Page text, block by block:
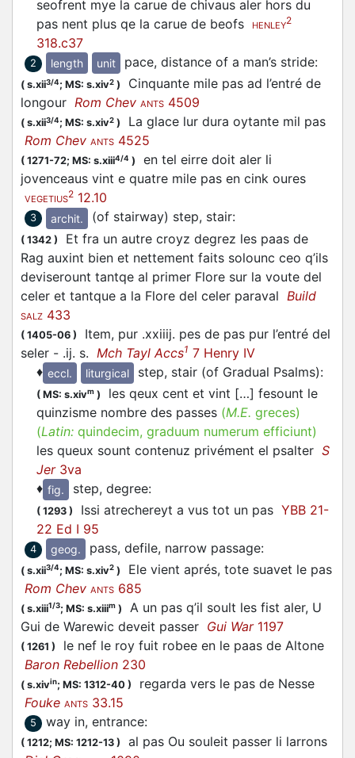
seofrent mye la carue de chivaus aler hors du
pas nent plus qe la carue de beofs
HENLEY2
318.c37
2 length unit pace, distance of a man’s stride:
( s.xii3/4; MS: s.xiv2 )
Cinquante mile pas ad l’entré de
longour Rom Chev ANTS 4509
( s.xii3/4; MS: s.xiv2 )
La glace lur dura oytante mil pas
Rom Chev ANTS 4525
( 1271-72; MS: s.xiii4/4 )
en tel eirre doit aler li
jovenceaus vint e quatre mile pas en cink oures
VEGETIUS2 12.10
3 archit. (of stairway) step, stair:
( 1342 )
Et fra un autre croyz degrez les paas de
Rag auxint bien et nettement faits solounc ceo q’ils
deviserount tantqe al primer Flore sur la voute del
celer et tantque a la Flore del celer paraval Build
SALZ 433
( 1405-06 )
Item, pur .xxiiij. pes de pas pur l’entré del
seler - .ij. s. Mch Tayl Accs1 7 Henry IV
♦ eccl. liturgical step, stair (of Gradual Psalms):
( MS: s.xivm )
les qeux cent et vint […] fesount le
quinzisme nombre des passes (M.E. greces)
(Latin: quindecim, graduum numerum efficiunt)
les queux sount contenuz privément el psalter S
Jer3va
♦ fig. step, degree:
( 1293 ) Issi atrechereyt a vus tot un pas YBB 21-
22 Ed I 95
4 geog. pass, defile, narrow passage:
( s.xii3/4; MS: s.xiv2 )
Ele vient aprés, tote suavet le pas
Rom Chev ANTS 685
( s.xiii1/3; MS: s.xiiim )
A un pas q’il soult les fist aler, U
Gui de Warewic deveit passer Gui War1197
( 1261 )
le nef le roy fuit robee en le paas de Altone
Baron Rebellion 230
( s.xivin; MS: 1312-40 )
regarda vers le pas de Nesse
Fouke ANTS 33.15
5 way in, entrance:
( 1212; MS: 1212-13 )
al pas Ou souleit passer li larrons